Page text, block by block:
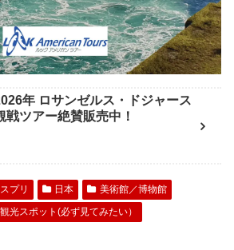
年 ロサンゼルス・ドジャース
戦ツアー絶賛販売中！
プリ 日本
美術館／博物館
観光スポット(必ず見てみたい）